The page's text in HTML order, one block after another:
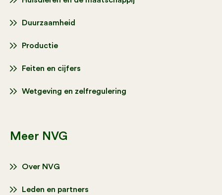
Duurzaamheid
Productie
Feiten en cijfers
Wetgeving en zelfregulering
Meer NVG
Over NVG
Leden en partners